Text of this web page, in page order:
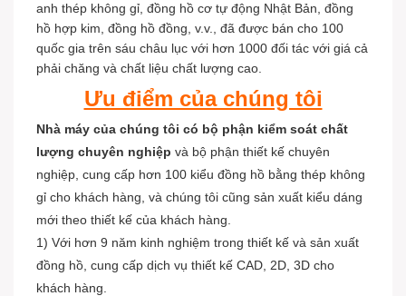
anh thép không gỉ, đồng hồ cơ tự động Nhật Bản, đồng
hồ hợp kim, đồng hồ đồng, v.v., đã được bán cho 100
quốc gia trên sáu châu lục với hơn 1000 đối tác với giá cả
phải chăng và chất liệu chất lượng cao.
Ưu điểm của chúng tôi
Nhà máy của chúng tôi có bộ phận kiểm soát chất
lượng chuyên nghiệp và bộ phận thiết kế chuyên
nghiệp, cung cấp hơn 100 kiểu đồng hồ bằng thép không
gỉ cho khách hàng, và chúng tôi cũng sản xuất kiểu dáng
mới theo thiết kế của khách hàng.
1) Với hơn 9 năm kinh nghiệm trong thiết kế và sản xuất
đồng hồ, cung cấp dịch vụ thiết kế CAD, 2D, 3D cho
khách hàng.